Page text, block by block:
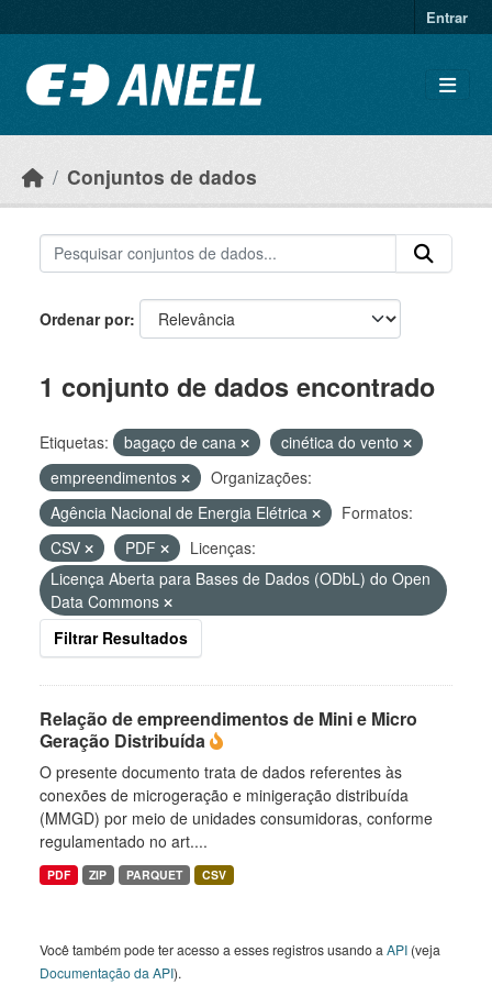
Entrar
Conjuntos de dados
Ordenar por
1 conjunto de dados encontrado
Etiquetas: bagaço de cana
cinética do vento
empreendimentos
Organizações:
Agência Nacional de Energia Elétrica
Formatos:
CSV
PDF
Licenças:
Licença Aberta para Bases de Dados (ODbL) do Open
Data Commons
Filtrar Resultados
Relação de empreendimentos de Mini e Micro
Geração Distribuída
O presente documento trata de dados referentes às
conexões de microgeração e minigeração distribuída
(MMGD) por meio de unidades consumidoras, conforme
regulamentado no art....
PDF ZIP PARQUET CSV
Você também pode ter acesso a esses registros usando a API (veja
Documentação da API).